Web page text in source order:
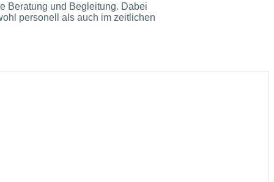
Beratung und Begleitung. Dabei
personell als auch im zeitlichen